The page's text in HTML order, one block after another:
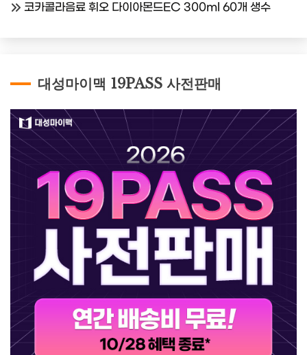
코카콜라음료 휘오 다이아몬드EC 300ml 60개 생수
대성마이맥 19PASS 사전판매